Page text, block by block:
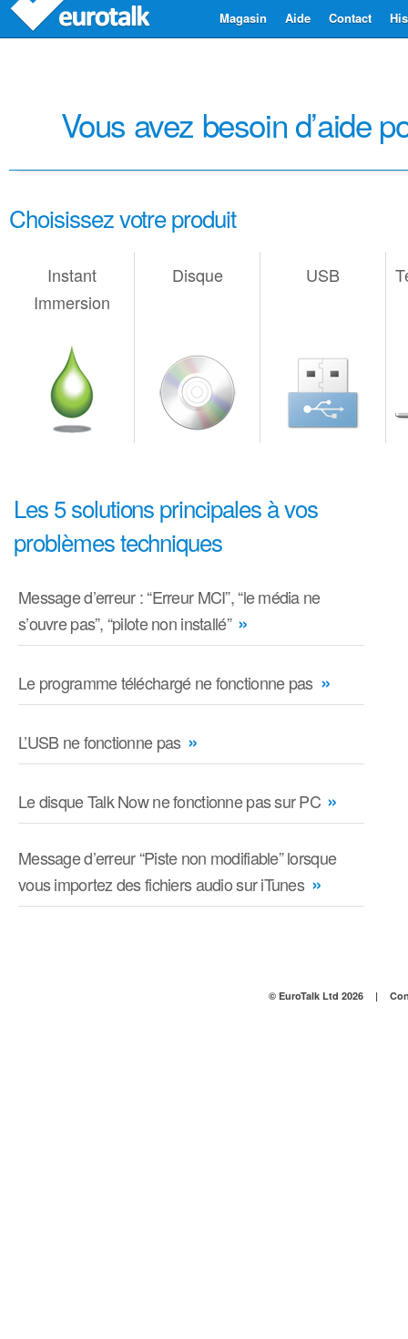
Contact
Aide
Magasin
Vous avez besoin d’aide
Choisissez votre produit
Instant
Immersion
Disque USB
Les 5 solutions principales à vos
problèmes techniques
Message d’erreur : “Erreur MCI”, “le média ne
s’ouvre pas”, “pilote non installé” »
Le programme téléchargé ne fonctionne pas »
L’USB ne fonctionne pas »
Le disque Talk Now ne fonctionne pas sur PC »
Message d’erreur “Piste non modifiable” lorsque
vous importez des fichiers audio sur iTunes »
© EuroTalk Ltd 2026 |